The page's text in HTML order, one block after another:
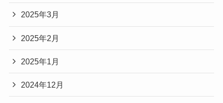
2025年3月
2025年2月
2025年1月
2024年12月